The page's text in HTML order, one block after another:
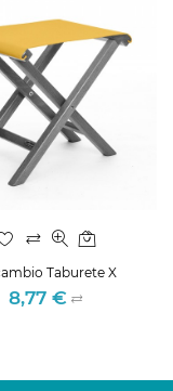
Taburete X
Preis
8,77 €